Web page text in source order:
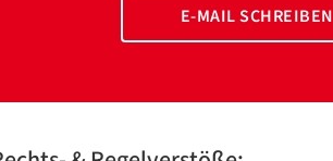
E-MAIL SCHREIBEN